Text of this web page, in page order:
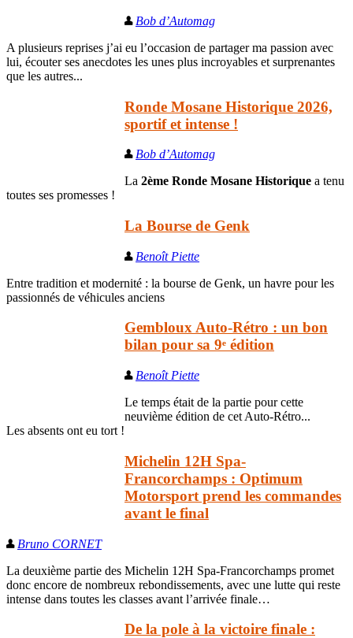
Bob d’Automag
A plusieurs reprises j’ai eu l’occasion de partager ma passion avec
lui, écouter ses anecdotes les unes plus incroyables et surprenantes
que les autres...
Ronde Mosane Historique 2026,
sportif et intense !
Bob d’Automag
La 2ème Ronde Mosane Historique a tenu
toutes ses promesses !
La Bourse de Genk
Benoît Piette
Entre tradition et modernité : la bourse de Genk, un havre pour les
passionnés de véhicules anciens
Gembloux Auto-Rétro : un bon
bilan pour sa 9ᵉ édition
Benoît Piette
Le temps était de la partie pour cette
neuvième édition de cet Auto-Rétro...
Les absents ont eu tort !
Michelin 12H Spa-
Francorchamps : Optimum
Motorsport prend les commandes
avant le final
Bruno CORNET
La deuxième partie des Michelin 12H Spa-Francorchamps promet
donc encore de nombreux rebondissements, avec une lutte qui reste
intense dans toutes les classes avant l’arrivée finale…
De la pole à la victoire finale :